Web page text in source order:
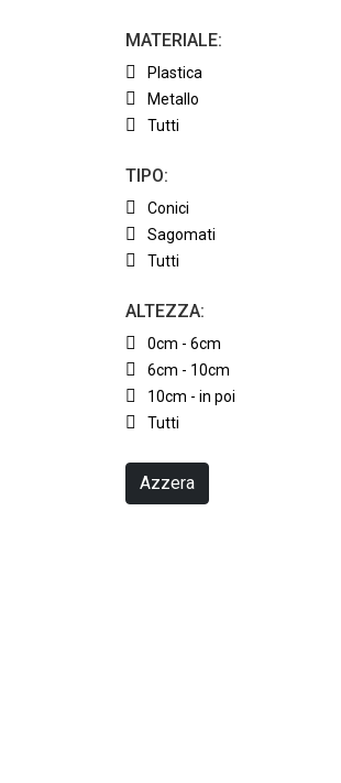
MATERIALE:
Plastica
Metallo
Tutti
TIPO:
Conici
Sagomati
Tutti
ALTEZZA:
0cm - 6cm
6cm - 10cm
10cm - in poi
Tutti
Azzera